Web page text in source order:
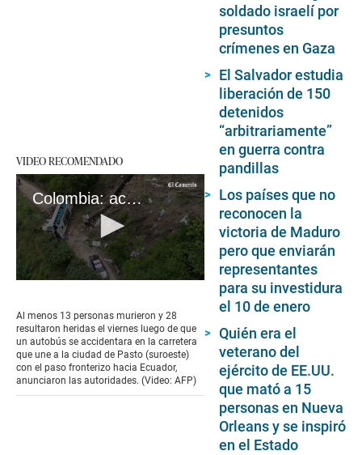
VIDEO RECOMENDADO
Colombia: accidente de autobús deja una decena de muertos
of
49
seconds
Al menos 13 personas murieron y 28
resultaron heridas el viernes luego de que
un autobús se accidentara en la carretera
que une a la ciudad de Pasto (suroeste)
con el paso fronterizo hacia Ecuador,
anunciaron las autoridades. (Video: AFP)
soldado israelí por
presuntos
crímenes en Gaza
El Salvador estudia
liberación de 150
detenidos
“arbitrariamente”
en guerra contra
pandillas
Los países que no
reconocen la
victoria de Maduro
pero que enviarán
representantes
para su investidura
el 10 de enero
Quién era el
veterano del
ejército de EE.UU.
que mató a 15
personas en Nueva
Orleans y se inspiró
en el Estado